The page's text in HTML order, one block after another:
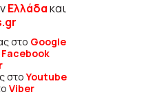
Ελλάδακαι
στο Google
Facebook
στοYoutube
Viber